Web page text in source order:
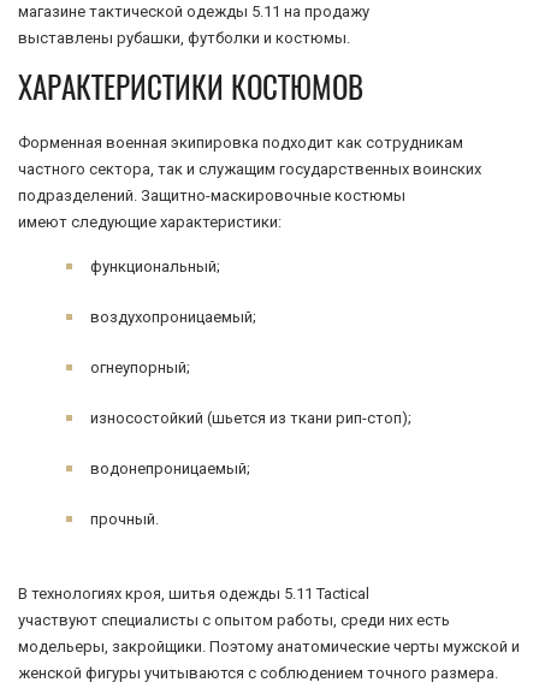
магазине тактической одежды 5.11 на продажу
выставлены рубашки, футболки и костюмы.
ХАРАКТЕРИСТИКИ КОСТЮМОВ
Форменная военная экипировка подходит как сотрудникам
частного сектора, так и служащим государственных воинских
подразделений. Защитно-маскировочные костюмы
имеют следующие характеристики:
функциональный;
воздухопроницаемый;
огнеупорный;
износостойкий (шьется из ткани рип-стоп);
водонепроницаемый;
прочный.
В технологиях кроя, шитья одежды 5.11 Tactical
участвуют специалисты с опытом работы, среди них есть
модельеры, закройщики. Поэтому анатомические черты мужской и
женской фигуры учитываются с соблюдением точного размера.